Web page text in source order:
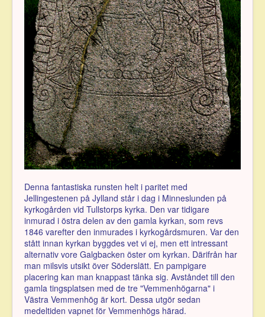
Denna fantastiska runsten helt i paritet med
Jellingestenen på Jylland står i dag i Minneslunden på
kyrkogården vid Tullstorps kyrka. Den var tidigare
inmurad i östra delen av den gamla kyrkan, som revs
1846 varefter den inmurades i kyrkogårdsmuren. Var den
stått innan kyrkan byggdes vet vi ej, men ett intressant
alternativ vore Galgbacken öster om kyrkan. Därifrån har
man milsvis utsikt över Söderslätt. En pampigare
placering kan man knappast tänka sig. Avståndet till den
gamla tingsplatsen med de tre "Vemmenhögarna" i
Västra Vemmenhög är kort. Dessa utgör sedan
medeltiden vapnet för Vemmenhögs härad.